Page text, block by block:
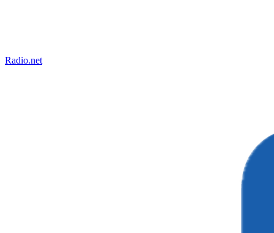
Radio.net